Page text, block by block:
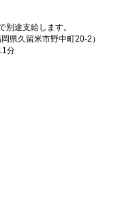
途支給します。
県久留米市野中町20-2）
分